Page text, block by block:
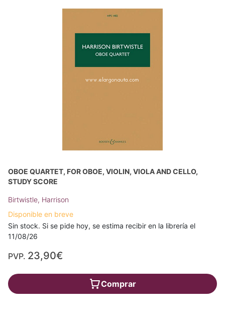
OBOE QUARTET, FOR OBOE, VIOLIN, VIOLA AND CELLO,
STUDY SCORE
Birtwistle, Harrison
Disponible en breve
Sin stock. Si se pide hoy, se estima recibir en la librería el
11/08/26
PVP. 23,90€
Comprar